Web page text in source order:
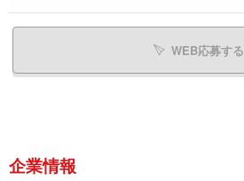
WEB応募する
企業情報